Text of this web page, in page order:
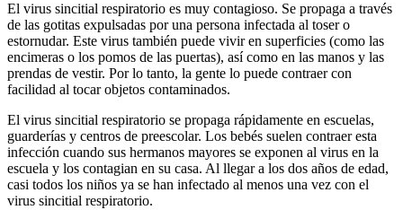
El virus sincitial respiratorio es muy contagioso. Se propaga a través
de las gotitas expulsadas por una persona infectada al toser o
estornudar. Este virus también puede vivir en superficies (como las
encimeras o los pomos de las puertas), así como en las manos y las
prendas de vestir. Por lo tanto, la gente lo puede contraer con
facilidad al tocar objetos contaminados.
El virus sincitial respiratorio se propaga rápidamente en escuelas,
guarderías y centros de preescolar. Los bebés suelen contraer esta
infección cuando sus hermanos mayores se exponen al virus en la
escuela y los contagian en su casa. Al llegar a los dos años de edad,
casi todos los niños ya se han infectado al menos una vez con el
virus sincitial respiratorio.